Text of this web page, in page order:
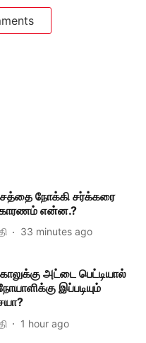
நோக்கி சர்க்கரை
என்ன.?
33 minutes ago
அட்டை பெட்டியால்
இப்படியும்
1 hour ago